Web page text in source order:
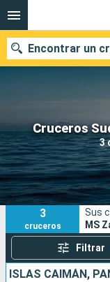
Cruceros
3
Encontrar un
Nuestros
Fecha de salida
Puertos
3
cruceros
Sus
MS
Filtrar